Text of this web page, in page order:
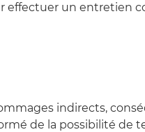
effectuer un entretien
indirects,
de la possibilité de